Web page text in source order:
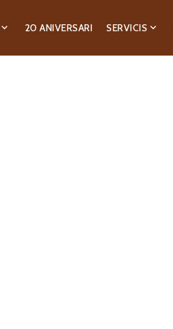
20 ANIVERSARI SERVICIS